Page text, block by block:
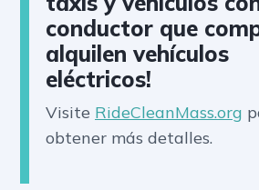
conductor que
alquilen vehículos
eléctricos!
Visite RideCleanMass.org
obtener más detalles.